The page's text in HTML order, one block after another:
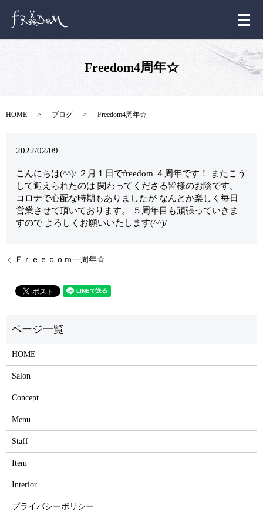
メ
Freedom4周年☆
HOME ブログ Freedom4周年☆
2022/02/09
こんにちは(^^)/ ２月１日でfreedom ４周年です！ またこう
して迎えられたのは 関わってくださる皆様のお陰です。
コロナで心配な時期もありましたが なんとか楽しく毎日
営業させて頂いております。 ５周年目も頑張っていきま
すので よろしくお願いいたします(^^)/
Ｆｒｅｅｄｏｍ一周年☆
HOME
Salon
Concept
Menu
Staff
Item
Interior
プライバシーポリシー